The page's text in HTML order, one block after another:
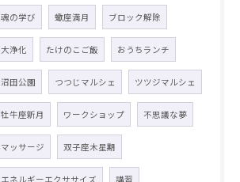
魂の学び 蠍座満月 ブロック解除
大浄化 たけのこご飯 おうちランチ
沼田公園 つつじマルシェ ツツジマルシェ
牡牛座新月 ワークショップ 不思議な夢
マッサージ 双子座木星期
エネルギーエクササイズ 講習